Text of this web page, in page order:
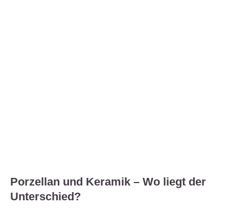
Porzellan und Keramik – Wo liegt der
Unterschied?